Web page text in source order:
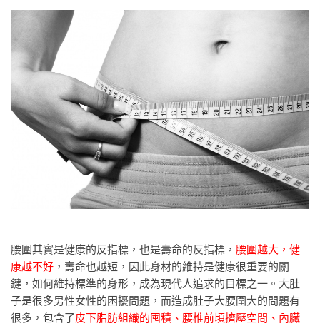
腰圍其實是健康的反指標，也是壽命的反指標， 腰圍越大，健
康越不好 ，壽命也越短，因此身材的維持是健康很重要的關
鍵，如何維持標準的身形，成為現代人追求的目標之一。大肚
子是很多男性女性的困擾問題，而造成肚子大腰圍大的問題有
很多，包含了皮下脂肪組織的囤積、腰椎前頃擠壓空間、內臟